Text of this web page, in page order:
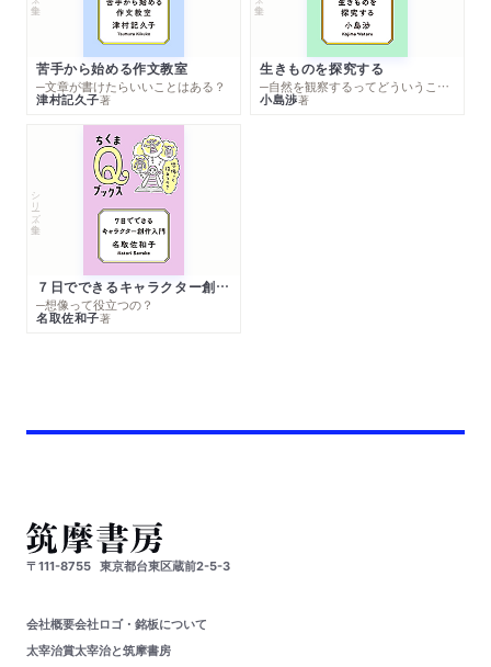
苦手から始める作文教室
─文章が書けたらいいことはある？
津村記久子著
生きものを探究する
─自然を観察するってどういうこと？
小島渉著
シリーズ・全集
７日でできるキャラクター創作入門
─想像って役立つの？
名取佐和子著
〒111-8755 東京都台東区蔵前2-5-3
会社概要会社ロゴ・銘板について
太宰治賞太宰治と筑摩書房